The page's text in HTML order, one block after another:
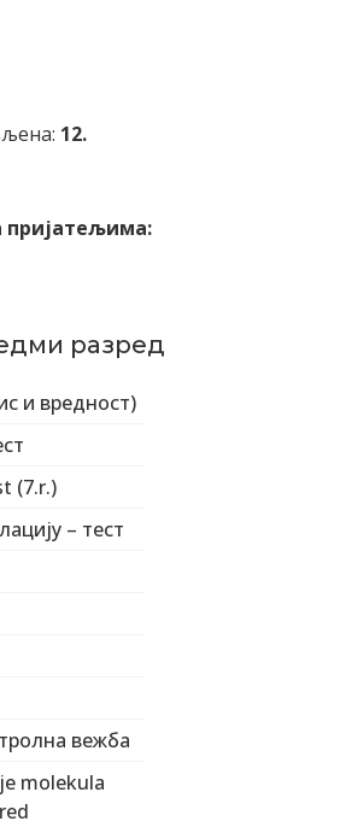
12.
пријатељима:
разред
и вредност)
(7.r.)
– тест
вежба
molekula